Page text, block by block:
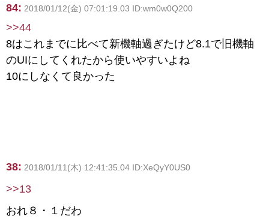
84: 2018/01/12(金) 07:01:19.03 ID:wm0w0Q200
>>44
8はこれまでに比べて新機軸過ぎたけど8.1で旧機軸
のUIにしてくれたから使いやすいよね
10にしなくて良かった
38: 2018/01/11(木) 12:41:35.04 ID:XeQyY0US0
>>13
おれ８・１だわ